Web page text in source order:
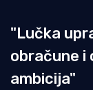
"Lučka
obračune
ambicija"